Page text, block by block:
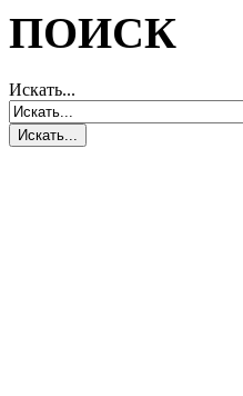
ПОИСК
Искать...